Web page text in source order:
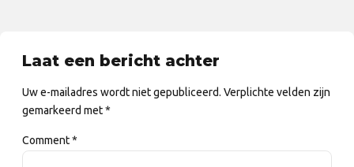
Laat een bericht achter
Uw e-mailadres wordt niet gepubliceerd. Verplichte velden zijn
gemarkeerd met *
Comment*